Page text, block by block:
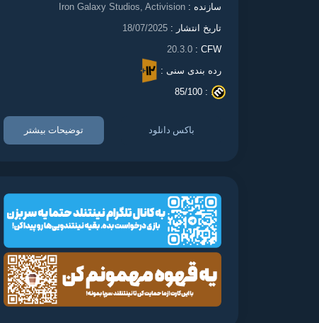
سازنده : Iron Galaxy Studios, Activision
تاریخ انتشار : 18/07/2025
CFW :
20.3.0
رده بندی سنی :
. :
85/100
باکس دانلود توضیحات بیشتر